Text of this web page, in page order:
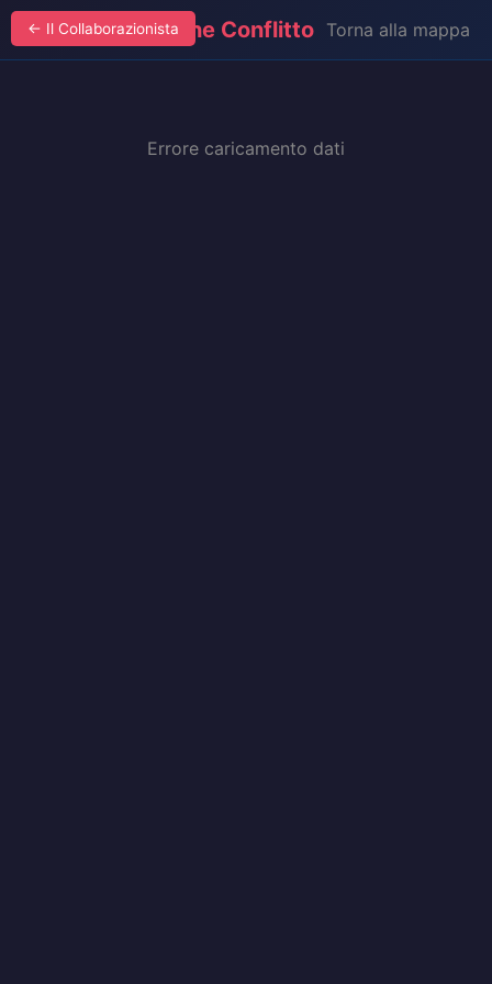
← Il Collaborazionista
Analisi Statistiche Conflitto Torna alla mappa
Errore caricamento dati